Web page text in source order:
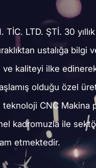
TİC. LTD. ŞTİ. 30
ustalığa bilgi
kaliteyi ilke
olduğu özel
teknoloji CNC Makina
kadromuzla ile
etmektedir.